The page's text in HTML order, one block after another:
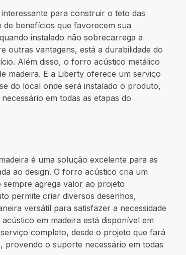
para construir o teto das
de benefícios que favorecem sua
instalado não sobrecarrega a
outras vantagens, está a durabilidade do
Além disso, o forro acústico metálico
madeira. E a Liberty oferece um serviço
do local onde será instalado o produto,
em todas as etapas do
é uma solução excelente para as
ao design. O forro acústico cria um
agrega valor ao projeto
permite criar diversos desenhos,
versátil para satisfazer a necessidade
em madeira está disponível em
completo, desde o projeto que fará
provendo o suporte necessário em todas